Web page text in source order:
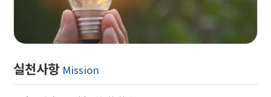
실천사항 Mission